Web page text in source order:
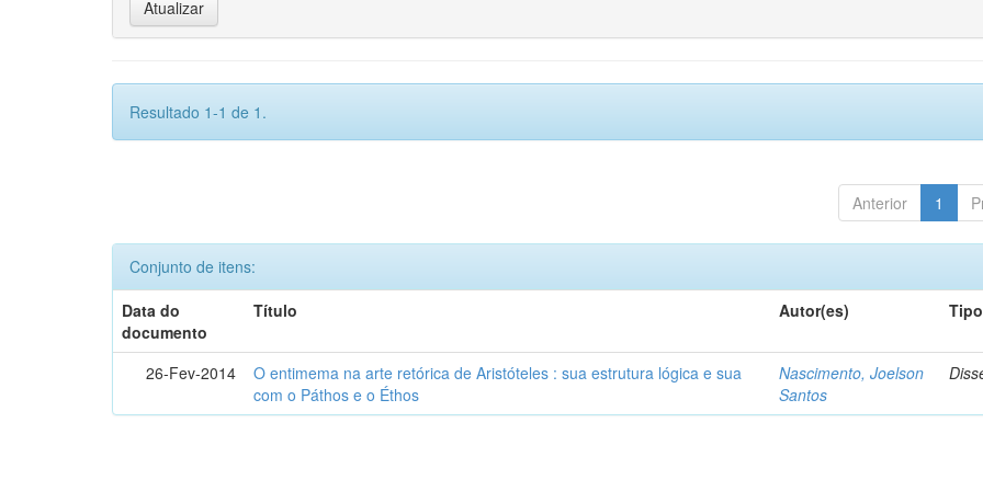
Resultado 1-1 de 1.
Anterior 1
Conjunto de itens:
Data do
documento
Título Autor(es) Tipo
26-Fev-2014
O entimema na arte retórica de Aristóteles : sua estrutura lógica e sua
com o Páthos e o Éthos
Nascimento, Joelson
Santos